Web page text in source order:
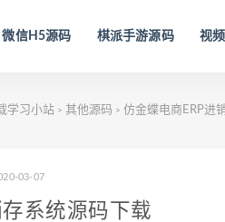
微信H5源码 棋派手游源码 视
学习小站 > 其他源码 > 仿金蝶电商ERP进
03-07
系统源码下载